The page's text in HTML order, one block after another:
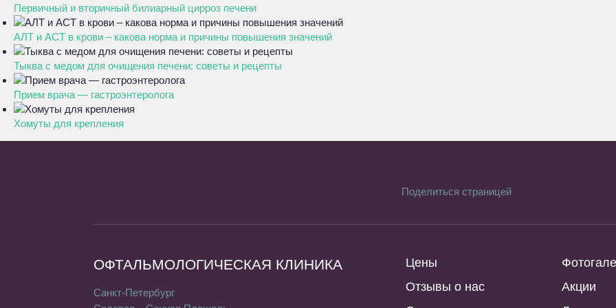
Первичный и вторичный билиарный цирроз печени
АЛТ и АСТ в крови – какова норма и причины повышения значений
Тыква с медом для очищения печени: советы и рецепты
Прием врача — гастроэнтеролога
Хомуты для крепления
Поделиться страницей
ОФТАЛЬМОЛОГИЧЕСКАЯ КЛИНИКА
Санкт-Петербург
Цены
Отзывы о нас
Акции